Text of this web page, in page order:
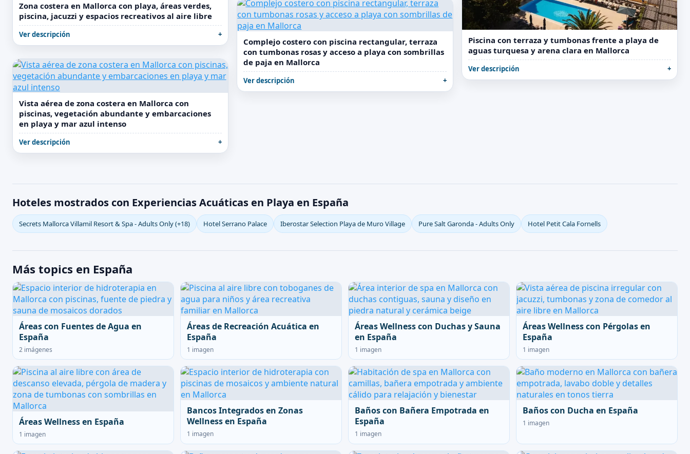
Piscina con terraza y tumbonas frente a playa de
aguas turquesa y arena clara en Mallorca
Ver descripción
Zona costera en Mallorca con playa, áreas verdes,
piscina, jacuzzi y espacios recreativos al aire libre
Ver descripción
Complejo costero con piscina rectangular, terraza
con tumbonas rosas y acceso a playa con sombrillas
de paja en Mallorca
Ver descripción
Vista aérea de zona costera en Mallorca con
piscinas, vegetación abundante y embarcaciones
en playa y mar azul intenso
Ver descripción
Hoteles mostrados con Experiencias Acuáticas en Playa en España
Secrets Mallorca Villamil Resort & Spa - Adults Only (+18) Hotel Serrano Palace Iberostar Selection Playa de Muro Village Pure Salt Garonda - Adults Only Hotel Petit Cala Fornells
Más topics en España
Áreas con Fuentes de Agua en
España
2 imágenes
Áreas de Recreación Acuática en
España
1 imagen
Áreas Wellness con Duchas y Sauna
en España
1 imagen
Áreas Wellness con Pérgolas en
España
1 imagen
Áreas Wellness en España
1 imagen
Bancos Integrados en Zonas
Wellness en España
1 imagen
Baños con Bañera Empotrada en
España
1 imagen
Baños con Ducha en España
1 imagen